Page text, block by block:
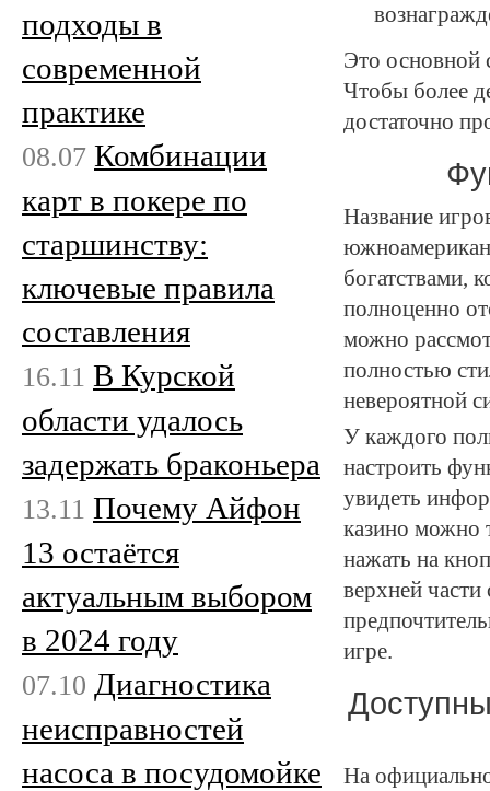
Это основной
Чтобы более
достаточно
Название
богатствами,
полноценно
можно
полностью
невероятной
У каждого
настроить
увидеть
казино можно
нажать на
верхней
игре.
На
подходы в
современной
практике
08.07 Комбинации
карт в покере по
старшинству:
ключевые правила
составления
16.11 В Курской
области удалось
задержать браконьера
13.11 Почему Айфон
13 остаётся
актуальным выбором
в 2024 году
07.10 Диагностика
неисправностей
насоса в посудомойке